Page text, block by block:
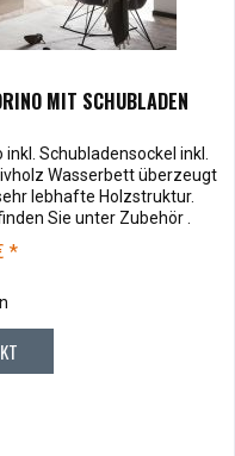
MIT SCHUBLADEN
Schubladensockel inkl.
Wasserbett überzeugt
lebhafte Holzstruktur.
Sie unter Zubehör .
werden Ihnen die 10,00
*